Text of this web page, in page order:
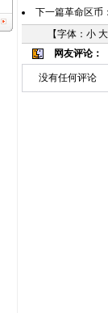
下一篇革命区币
【字体： 小 大
网友评论：
没有任何评论